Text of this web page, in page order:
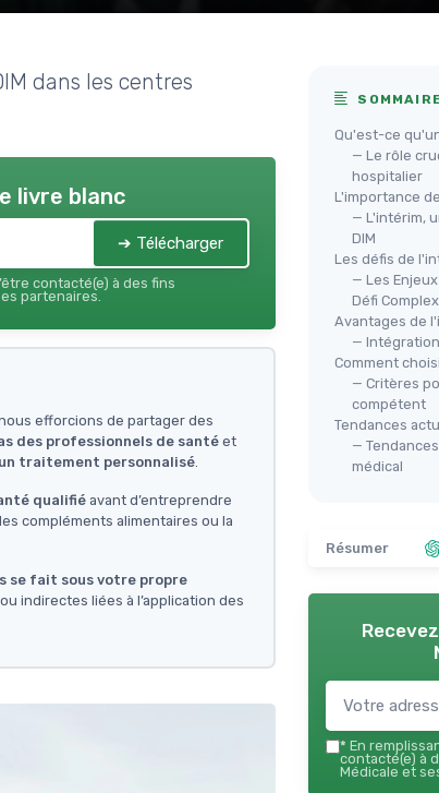
dans les centres
livre blanc
➔ Télécharger
contacté(e) à des fins
partenaires.
efforcions de partager des
des professionnels de santé et
traitement personnalisé.
qualifié avant d’entreprendre
compléments alimentaires ou la
se fait sous votre propre
indirectes liées à l’application des
Qu'est-ce
— Le rôle
hospitalier
L'importance
— L'intérim,
DIM
Les défis de
— Les
Défi
Avantages de
—
Comment
— Critères
compétent
Tendances
—
médical
Résumer
* En
contacté(e) à
Médicale et